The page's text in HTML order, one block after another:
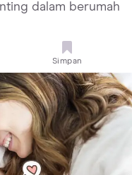
dalam berumah
Simpan